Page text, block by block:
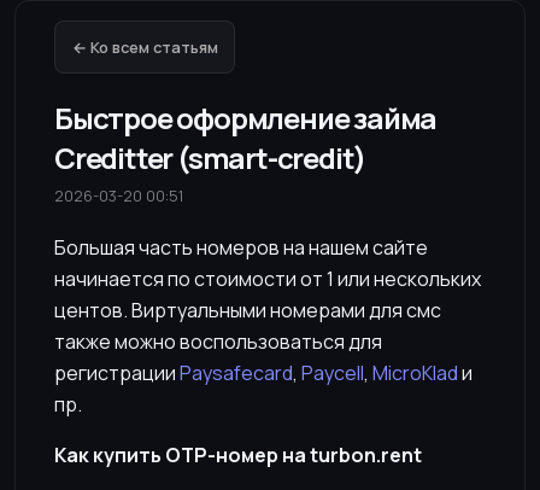
← Ко всем статьям
Быстрое оформление займа
Creditter (smart-credit)
2026-03-20 00:51
Большая часть номеров на нашем сайте
начинается по стоимости от 1 или нескольких
центов. Виртуальными номерами для смс
также можно воспользоваться для
регистрацииPaysafecard, Paycell, MicroKladи
пр.
Как купить OTP-номер на turbon.rent